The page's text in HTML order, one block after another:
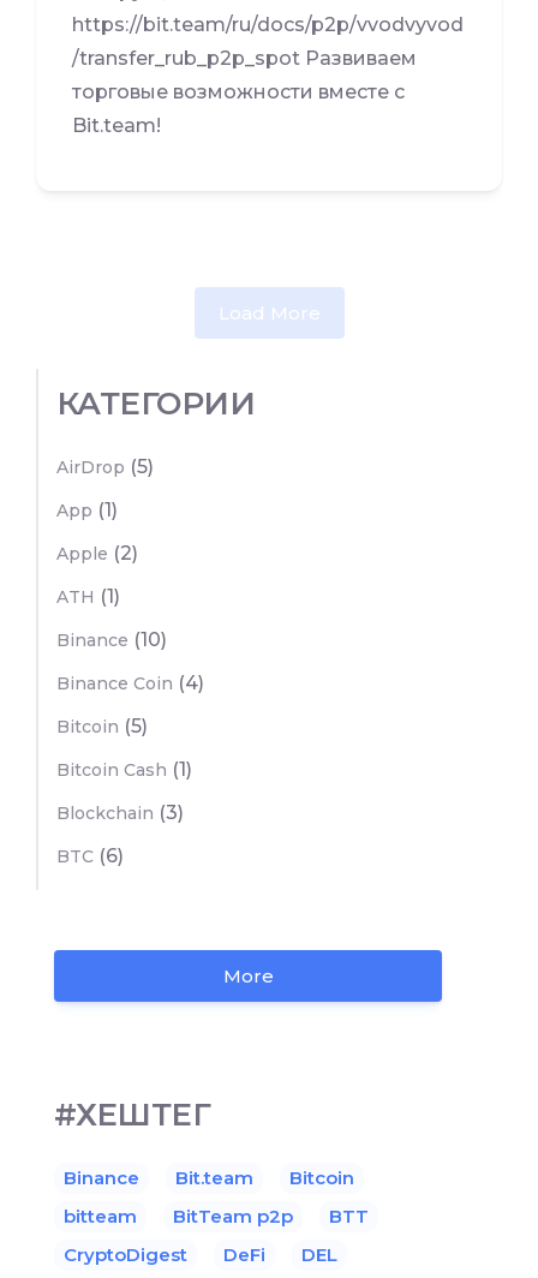
https://bit.team/ru/docs/p2p/vvodvyvod
/transfer_rub_p2p_spot Развиваем
торговые возможности вместе с
Bit.team!
Load More
КАТЕГОРИИ
AirDrop (5)
App (1)
Apple (2)
ATH (1)
Binance (10)
Binance Coin (4)
Bitcoin (5)
Bitcoin Cash (1)
Blockchain (3)
BTC (6)
More
#ХЕШТЕГ
Binance Bit.team
Bitcoin
bitteam
BitTeam p2p
BTT
CryptoDigest
DeFi
DEL